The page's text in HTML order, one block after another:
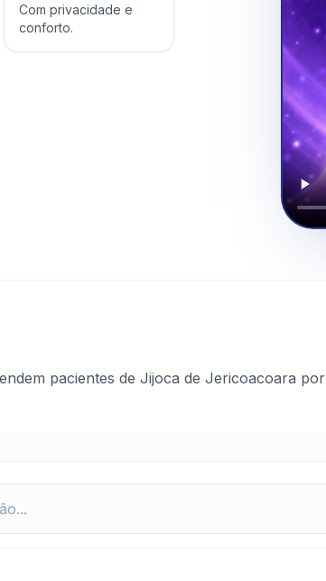
Com privacidade e
conforto.
pacientes de Jijoca de Jericoacoara por